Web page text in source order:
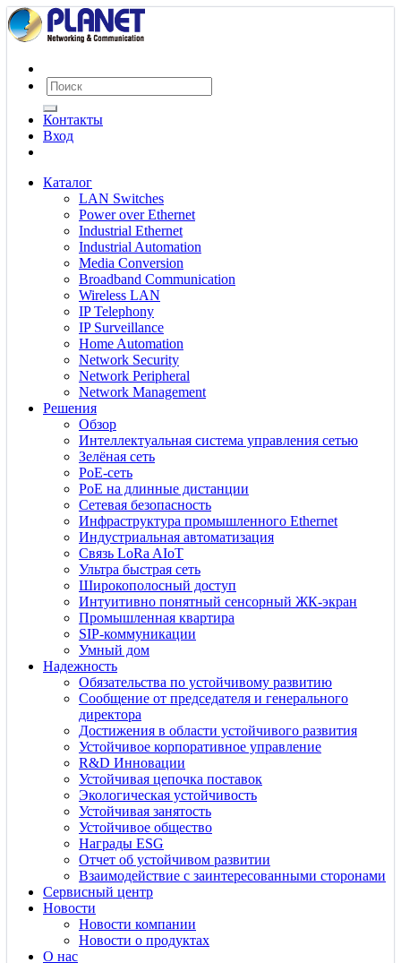
Контакты
Вход
Каталог
LAN Switches
Power over Ethernet
Industrial Ethernet
Industrial Automation
Media Conversion
Broadband Communication
Wireless LAN
IP Telephony
IP Surveillance
Home Automation
Network Security
Network Peripheral
Network Management
Решения
Обзор
Интеллектуальная система управления сетью
Зелёная сеть
PoE-сеть
PoE на длинные дистанции
Сетевая безопасность
Инфраструктура промышленного Ethernet
Индустриальная автоматизация
Связь LoRa AIoT
Ультра быстрая сеть
Широкополосный доступ
Интуитивно понятный сенсорный ЖК-экран
Промышленная квартира
SIP-коммуникации
Умный дом
Надежность
Обязательства по устойчивому развитию
Сообщение от председателя и генерального
директора
Достижения в области устойчивого развития
Устойчивое корпоративное управление
R&D Инновации
Устойчивая цепочка поставок
Экологическая устойчивость
Устойчивая занятость
Устойчивое общество
Награды ESG
Отчет об устойчивом развитии
Взаимодействие с заинтересованными сторонами
Сервисный центр
Новости
Новости компании
Новости о продуктах
О нас